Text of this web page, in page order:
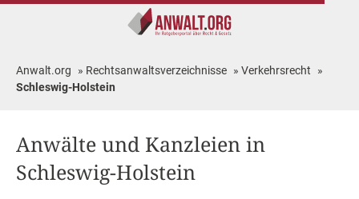
Anwälte und Kanzleien in
Schleswig-Holstein
Anwalt.org » Rechtsanwaltsverzeichnisse » Verkehrsrecht
»
Schleswig-Holstein